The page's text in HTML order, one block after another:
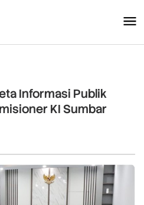
SengketaInformasi Publik
KI Sumbar